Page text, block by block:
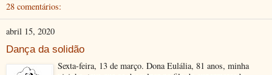
28 comentários:
abril 15, 2020
Dança da solidão
Sexta-feira, 13 de março. Dona Eulália, 81 anos, minha